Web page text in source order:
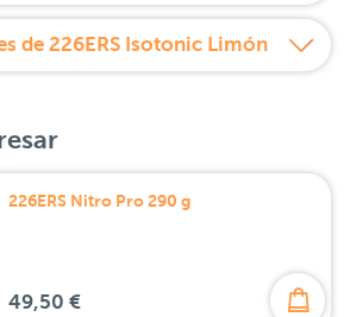
de 226ERS Isotonic Limón
226ERS Nitro Pro 290 g
49,50 €